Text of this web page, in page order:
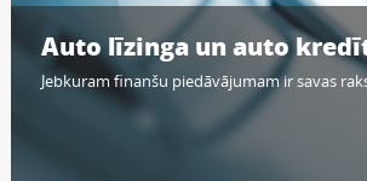
Auto līzinga un auto
Jebkuram finanšu piedāvājumam ir savas